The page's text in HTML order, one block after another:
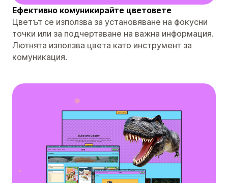
Ефективно комуникирайте цветовете
Цветът се използва за установяване на фокусни
точки или за подчертаване на важна информация.
Лютнята използва цвета като инструмент за
комуникация.